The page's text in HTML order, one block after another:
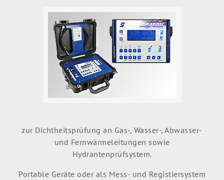
zur Dichtheitsprüfung an Gas-, Wasser-, Abwasser-
und Fernwärmeleitungen sowie
Hydrantenprüfsystem.
Portable Geräte oder als Mess- und Registiersystem